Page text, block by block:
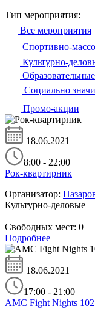
Тип мероприятия:
Все мероприятия
Спортивно-
Культурно-
Социально
Промо-акции
18.06.2021
8:00 - 22:00
Рок-квартирник
Организатор:
Культурно-деловые
Свободных мест: 0
Подробнее
18.06.2021
17:00 - 21:00
AMC Fight Nights 102